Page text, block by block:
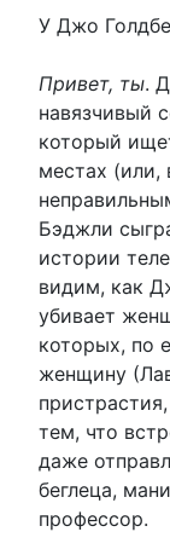
У Джо
Привет, ты.
навязчивый
который
местах
Бэджли
истории
видим, как
убивает
которых, по
женщину
тем, что
даже
беглеца,
профессор.